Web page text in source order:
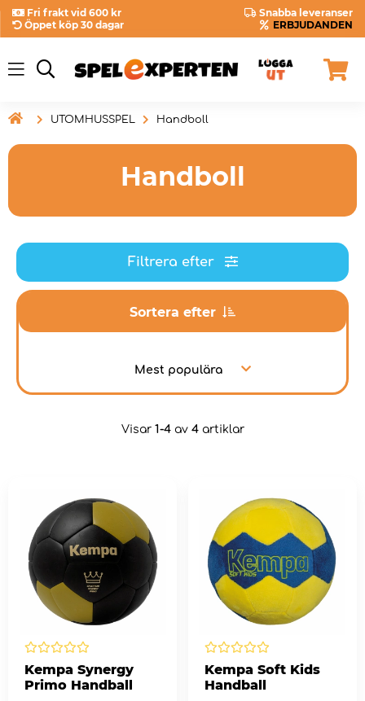
Fri frakt vid 600 kr
Snabba leveranser
Öppet köp 30 dagar
ERBJUDANDEN
 UTOMHUSSPEL Handboll
Handboll
Filtrera efter
Sortera efter
Mest populära
Visar 1-4av 4artiklar
Kempa Synergy
Primo Handball
Kempa Soft Kids
Handball